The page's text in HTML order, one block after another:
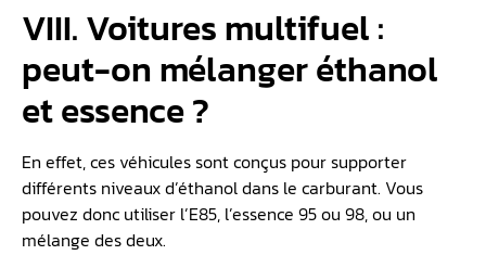
VIII. Voitures multifuel :
peut-on mélanger éthanol
et essence ?
En effet, ces véhicules sont conçus pour supporter
différents niveaux d’éthanol dans le carburant. Vous
pouvez donc utiliser l’E85, l’essence 95 ou 98, ou un
mélange des deux.